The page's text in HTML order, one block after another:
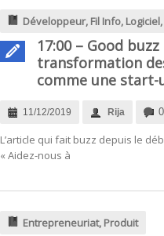
Développeur, Fil Info, Logiciel,
17:00 – Good
transformation
comme une start-
11/12/2019 Rija 0
L’article qui fait buzz depuis le
« Aidez-nous à
Entrepreneuriat, Produit